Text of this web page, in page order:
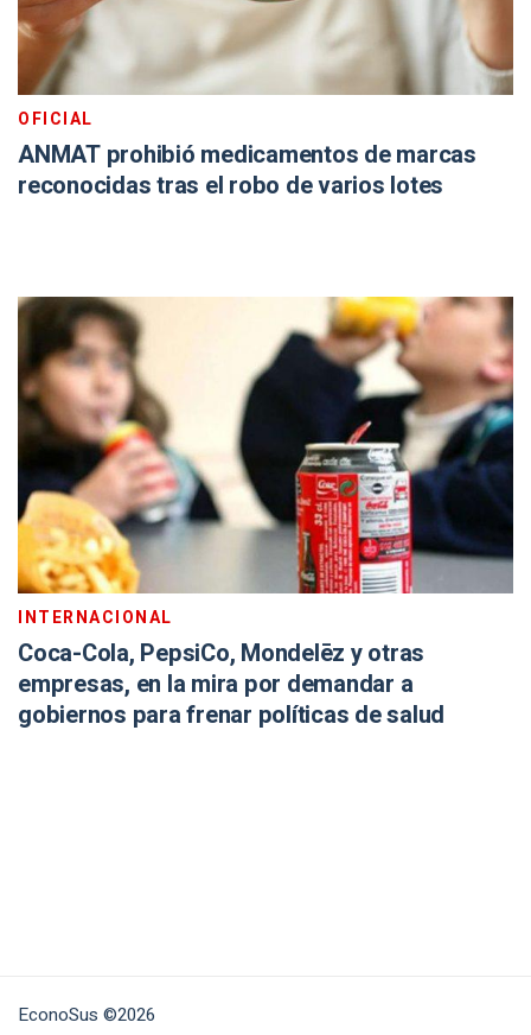
OFICIAL
ANMAT prohibió medicamentos de marcas
reconocidas tras el robo de varios lotes
INTERNACIONAL
Coca-Cola, PepsiCo, Mondelēz y otras
empresas, en la mira por demandar a
gobiernos para frenar políticas de salud
EconoSus ©2026